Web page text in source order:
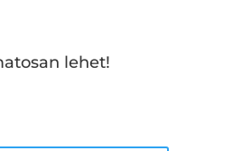
lehet!